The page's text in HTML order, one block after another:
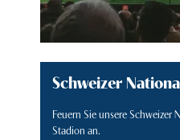
Schweizer
Feuern Sie unsere Schweizer
Stadion an.